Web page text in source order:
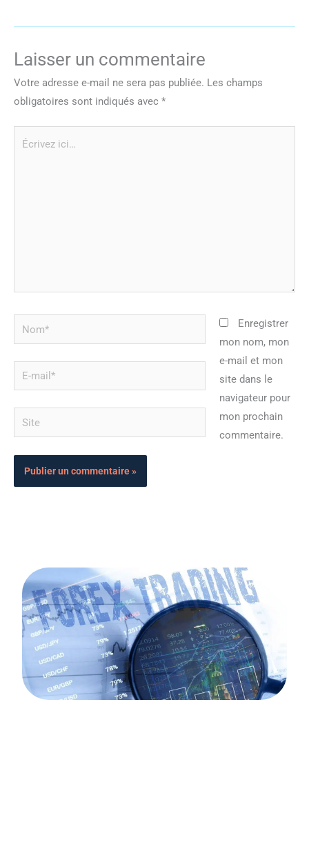
Laisser un commentaire
Votre adresse e-mail ne sera pas publiée. Les champs
obligatoires sont indiqués avec *
Nom*
mail*
Site
Enregistrer
mon nom, mon
e-mail et mon
site dans le
navigateur pour
mon prochain
commentaire.